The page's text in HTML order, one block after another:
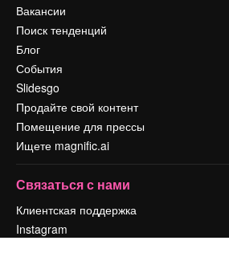
Вакансии
Поиск тенденций
Блог
События
Slidesgo
Продайте свой контент
Помещение для прессы
Ищете magnific.ai
Связаться с нами
Клиентская поддержка
Instagram